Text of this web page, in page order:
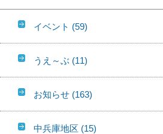
イベント (59)
うえ～ぶ (11)
お知らせ (163)
中兵庫地区 (15)